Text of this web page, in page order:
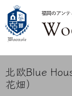
北欧Blue
花畑）